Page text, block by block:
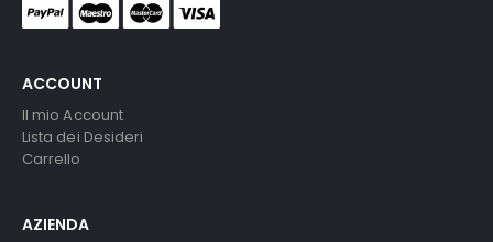
ACCOUNT
Il mio Account
Lista dei Desideri
Carrello
AZIENDA